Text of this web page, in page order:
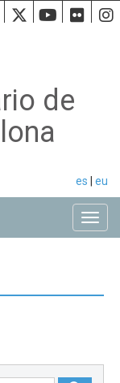
Twiiter
de
es eu